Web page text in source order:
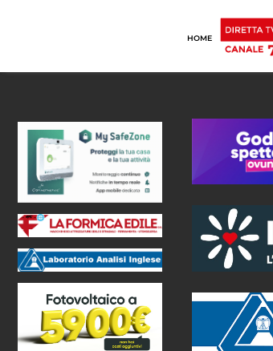
HOME